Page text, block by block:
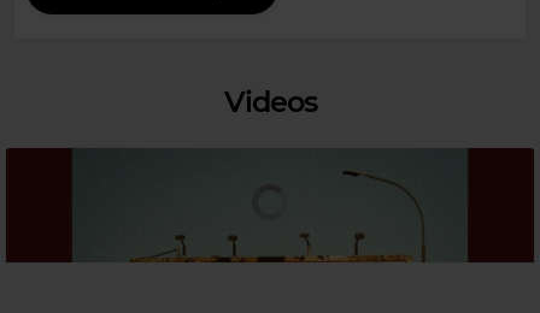
WHEN YOU'RE GONE
Videos